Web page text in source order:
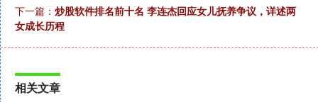
下一篇： 炒股软件排名前十名 李连杰回应女儿抚养争议，详述两
女成长历程
相关文章